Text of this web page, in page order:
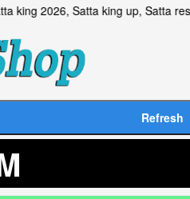
Satta king up, Satta result,